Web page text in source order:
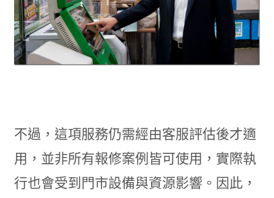
不過，這項服務仍需經由客服評估後才適
用，並非所有報修案例皆可使用，實際執
行也會受到門市設備與資源影響。因此，